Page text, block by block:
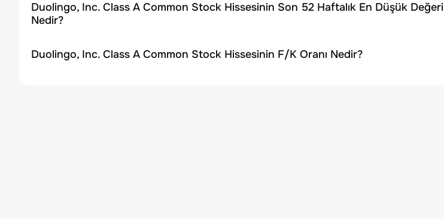
Duolingo, Inc. Class A Common Stock Hissesinin Son 52 Haftalık En Düşük Değeri
Nedir?
Duolingo, Inc. Class A Common Stock Hissesinin F/K Oranı Nedir?